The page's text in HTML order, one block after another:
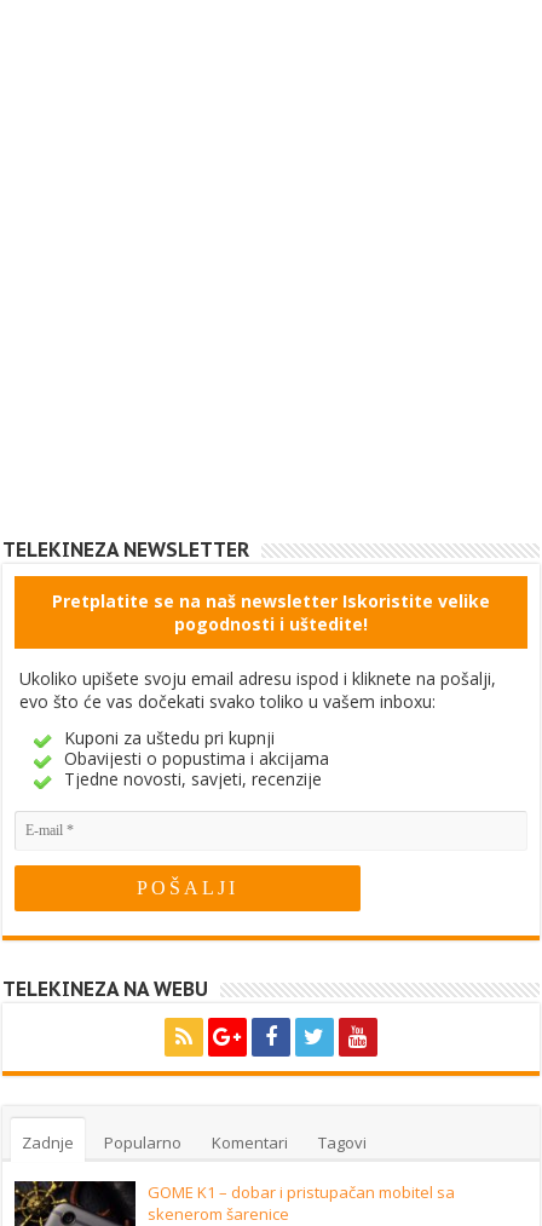
TELEKINEZA NEWSLETTER
Pretplatite se na naš newsletter Iskoristite velike
pogodnosti i uštedite!
Ukoliko upišete svoju email adresu ispod i kliknete na pošalji,
evo što će vas dočekati svako toliko u vašem inboxu:
Kuponi za uštedu pri kupnji
Obavijesti o popustima i akcijama
Tjedne novosti, savjeti, recenzije
TELEKINEZA NA WEBU
Zadnje Popularno Komentari Tagovi
GOME K1 – dobar i pristupačan mobitel sa
skenerom šarenice